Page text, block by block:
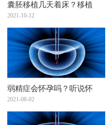
囊胚移植几天着床？移植
2021-10-12
弱精症会怀孕吗？听说怀
2021-08-02